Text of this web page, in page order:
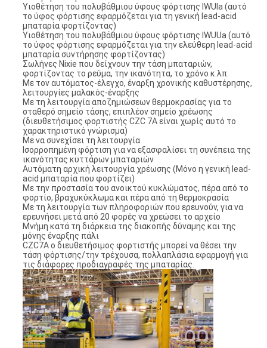
Υιοθέτηση του πολυβάθμιου ύφους φόρτισης IWUIa (αυτό
το ύφος φόρτισης εφαρμόζεται για τη γενική lead-acid
μπαταρία φορτίζοντας)
Υιοθέτηση του πολυβάθμιου ύφους φόρτισης IWUUa (αυτό
το ύφος φόρτισης εφαρμόζεται για την ελεύθερη lead-acid
μπαταρία συντήρησης φορτίζοντας)
Σωλήνες Nixie που δείχνουν την τάση μπαταριών,
φορτίζοντας το ρεύμα, την ικανότητα, το χρόνο κ.λπ.
Με τον αυτόματος-έλεγχο, έναρξη χρονικής καθυστέρησης,
λειτουργίες μαλακός-έναρξης
Με τη λειτουργία αποζημιώσεων θερμοκρασίας για το
σταθερό σημείο τάσης, επιπλέον σημείο χρέωσης
(διευθετήσιμος φορτιστής CZC 7A είναι χωρίς αυτό το
χαρακτηριστικό γνώρισμα)
Με να συνεχίσει τη λειτουργία
Ισορροπημένη φόρτιση για να εξασφαλίσει τη συνέπεια της
ικανότητας κυττάρων μπαταριών
Αυτόματη αρχική λειτουργία χρέωσης (Μόνο η γενική lead-
acid μπαταρία που φορτίζει)
Με την προστασία του ανοικτού κυκλώματος, πέρα από το
φορτίο, βραχυκύκλωμα και πέρα από τη θερμοκρασία
Με τη λειτουργία των πληροφοριών που ερευνούν, για να
ερευνήσει μετά από 20 φορές να χρεώσει το αρχείο
Μνήμη κατά τη διάρκεια της διακοπής δύναμης και της
μόνης έναρξης πάλι
CZC7A ο διευθετήσιμος φορτιστής μπορεί να θέσει την
τάση φόρτισης/την τρέχουσα, πολλαπλάσια εφαρμογή για
τις διάφορες προδιαγραφές της μπαταρίας.